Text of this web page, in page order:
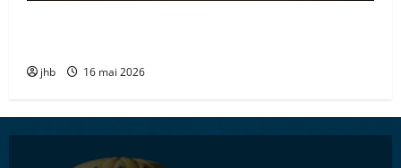
jhb 16 mai 2026